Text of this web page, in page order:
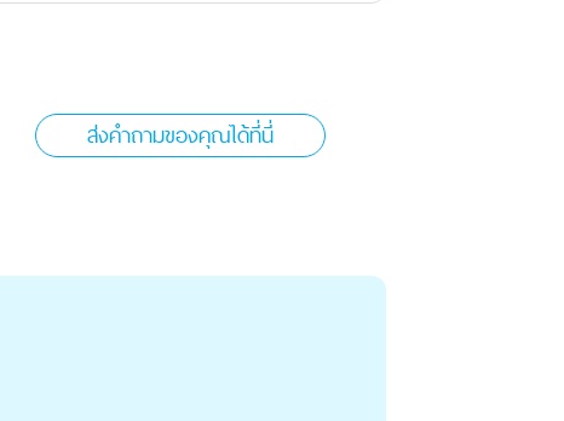
ส่งคำถามของคุณได้ที่นี่